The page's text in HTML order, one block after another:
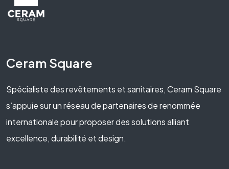
Ceram Square
Spécialiste des revêtements et sanitaires, Ceram Square
s’appuie sur un réseau de partenaires de renommée
internationale pour proposer des solutions alliant
excellence, durabilité et design.